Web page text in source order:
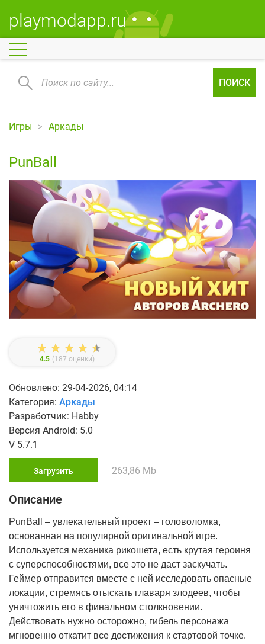
playmodapp.ru
ПОИСК
Игры Аркады
PunBall
4.5 (187 оценки)
Обновлено: 29-04-2026, 04:14
Категория: Аркады
Разработчик: Habby
Версия Android: 5.0
V 5.7.1
Загрузить 263,86 Mb
Описание
PunBall – увлекательный проект – головоломка,
основанная на популярной оригинальной игре.
Используется механика рикошета, есть крутая героиня
с суперспособностями, все это не даст заскучать.
Геймер отправится вместе с ней исследовать опасные
локации, стремясь отыскать главаря злодеев, чтобы
уничтожить его в финальном столкновении.
Действовать нужно осторожно, гибель персонажа
мгновенно откатит все достижения к стартовой точке.